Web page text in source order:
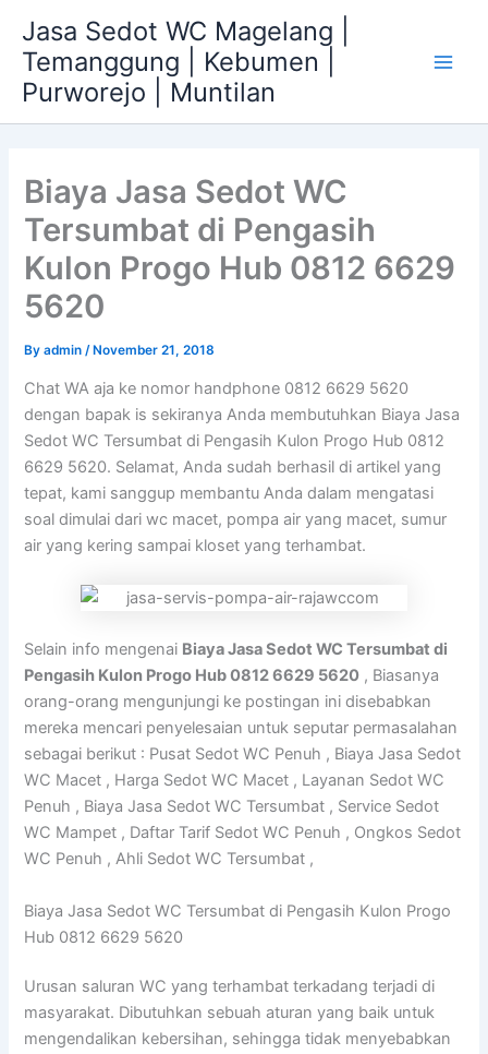
content
Jasa Sedot WC Magelang |
Temanggung | Kebumen |
Purworejo | Muntilan
Biaya Jasa Sedot WC
Tersumbat di Pengasih
Kulon Progo Hub 0812 6629
5620
Byadmin/ November 21, 2018
Chat WA aja ke nomor handphone 0812 6629 5620
dengan bapak is sekiranya Anda membutuhkan Biaya Jasa
Sedot WC Tersumbat di Pengasih Kulon Progo Hub 0812
6629 5620. Selamat, Anda sudah berhasil di artikel yang
tepat, kami sanggup membantu Anda dalam mengatasi
soal dimulai dari wc macet, pompa air yang macet, sumur
air yang kering sampai kloset yang terhambat.
Selain info mengenai Biaya Jasa Sedot WC Tersumbat di
Pengasih Kulon Progo Hub 0812 6629 5620 , Biasanya
orang-orang mengunjungi ke postingan ini disebabkan
mereka mencari penyelesaian untuk seputar permasalahan
sebagai berikut : Pusat Sedot WC Penuh , Biaya Jasa Sedot
WC Macet , Harga Sedot WC Macet , Layanan Sedot WC
Penuh , Biaya Jasa Sedot WC Tersumbat , Service Sedot
WC Mampet , Daftar Tarif Sedot WC Penuh , Ongkos Sedot
WC Penuh , Ahli Sedot WC Tersumbat ,
Biaya Jasa Sedot WC Tersumbat di Pengasih Kulon Progo
Hub 0812 6629 5620
Urusan saluran WC yang terhambat terkadang terjadi di
masyarakat. Dibutuhkan sebuah aturan yang baik untuk
mengendalikan kebersihan, sehingga tidak menyebabkan